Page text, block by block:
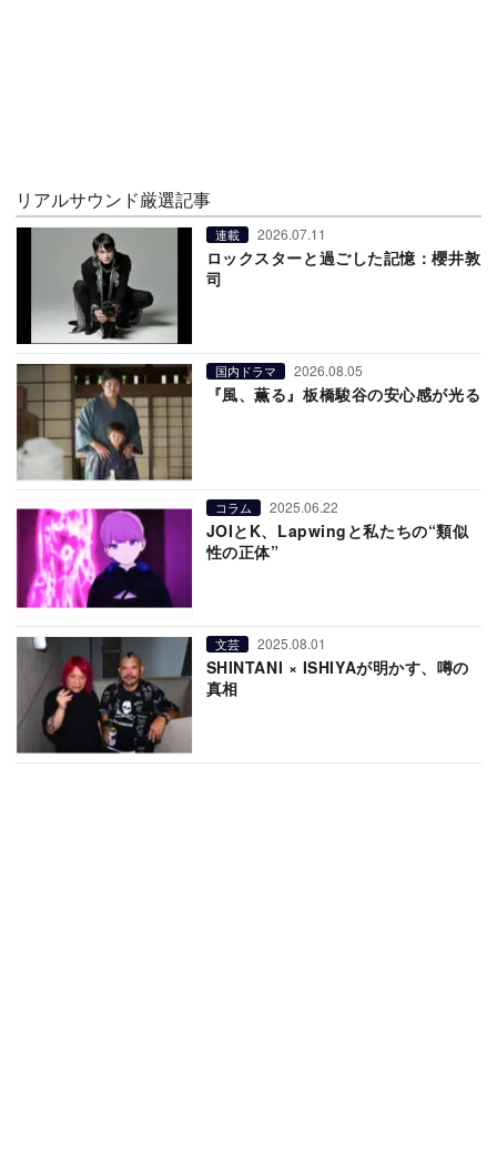
リアルサウンド厳選記事
連載 2026.07.11
ロックスターと過ごした記憶：櫻井敦
司
国内ドラマ 2026.08.05
『風、薫る』板橋駿谷の安心感が光る
コラム 2025.06.22
JOIとK、Lapwingと私たちの“類似
性の正体”
文芸 2025.08.01
SHINTANI × ISHIYAが明かす、噂の
真相